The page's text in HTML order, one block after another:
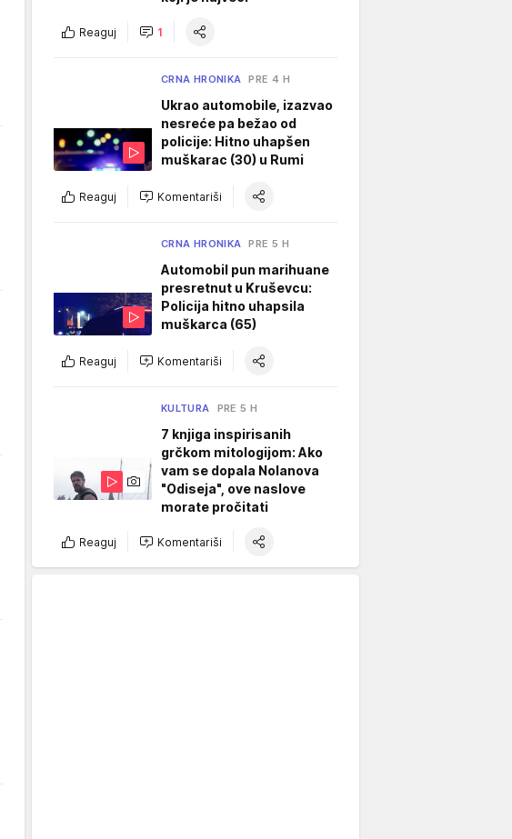
Reaguj 1
CRNA HRONIKA PRE 4 H
Ukrao automobile, izazvao
nesreće pa bežao od
policije: Hitno uhapšen
muškarac (30) u Rumi
Reaguj Komentariši
CRNA HRONIKA PRE 5 H
Automobil pun marihuane
presretnut u Kruševcu:
Policija hitno uhapsila
muškarca (65)
Reaguj Komentariši
KULTURA PRE 5 H
7 knjiga inspirisanih
grčkom mitologijom: Ako
vam se dopala Nolanova
"Odiseja", ove naslove
morate pročitati
Reaguj Komentariši